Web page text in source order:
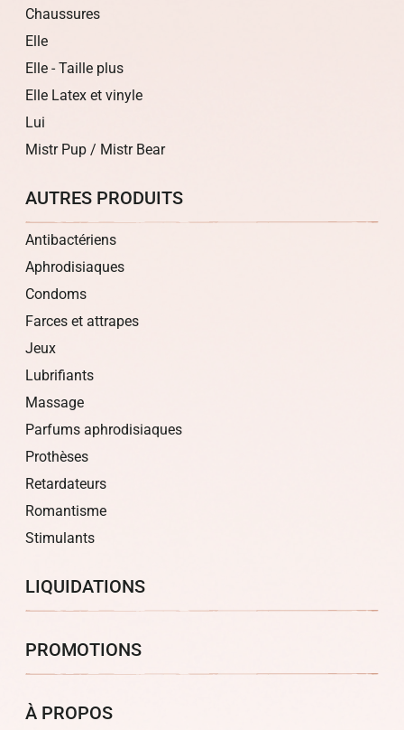
Chaussures
Elle
Elle - Taille plus
Elle Latex et vinyle
Lui
Mistr Pup / Mistr Bear
AUTRES PRODUITS
Antibactériens
Aphrodisiaques
Condoms
Farces et attrapes
Jeux
Lubrifiants
Massage
Parfums aphrodisiaques
Prothèses
Retardateurs
Romantisme
Stimulants
LIQUIDATIONS
PROMOTIONS
À PROPOS